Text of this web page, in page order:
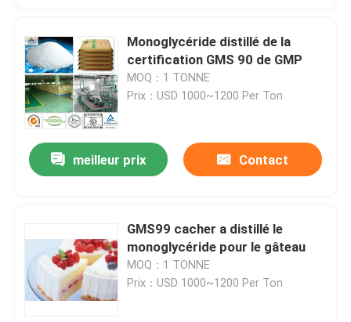
Visite d'usine
Contrôle de qualité
Contactez-nous
Demandez une citation
Émulsifiant alimentaire E471
Monoglycéride distillé de la
certification GMS 90 de GMP
MOQ：1 TONNE
Prix：USD 1000~1200 Per Ton
meilleur prix Contact
GMS99 cacher a distillé le
monoglycéride pour le gâteau
MOQ：1 TONNE
Prix：USD 1000~1200 Per Ton